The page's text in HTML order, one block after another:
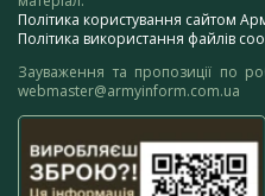
Політика користування сайтом
Політика використання файлів
Зауваження та пропозиції по
webmaster@armyinform.com.ua